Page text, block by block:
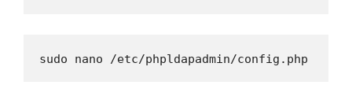
sudo nano /etc/phpldapadmin/config.php